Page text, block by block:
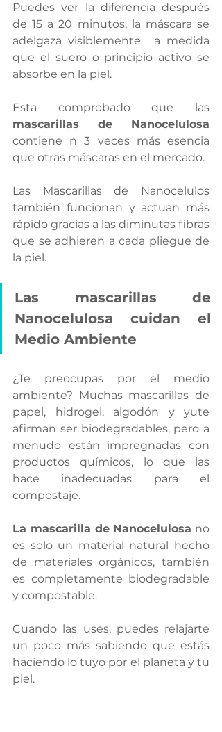
Puedes ver la diferencia después
de 15 a 20 minutos, la máscara se
adelgaza visiblemente  a medida
que el suero o principio activo se
absorbe en la piel.
mascarillas de Nanocelulosa
contiene n 3 veces más esencia
que otras máscaras en el mercado.
Las Mascarillas de Nanocelulos
también funcionan y actuan más
rápido gracias a las diminutas fibras
que se adhieren a cada pliegue de
la piel.
Las mascarillas de
Nanocelulosa cuidan el
Medio Ambiente
¿Te preocupas por el medio
ambiente? Muchas mascarillas de
papel, hidrogel, algodón y yute
afirman ser biodegradables, pero a
menudo están impregnadas con
productos químicos, lo que las
hace inadecuadas para el
compostaje.
La mascarilla de Nanocelulosa no
es solo un material natural hecho
de materiales orgánicos, también
es completamente biodegradable
y compostable.
Cuando las uses, puedes relajarte
un poco más sabiendo que estás
haciendo lo tuyo por el planeta y tu
piel.